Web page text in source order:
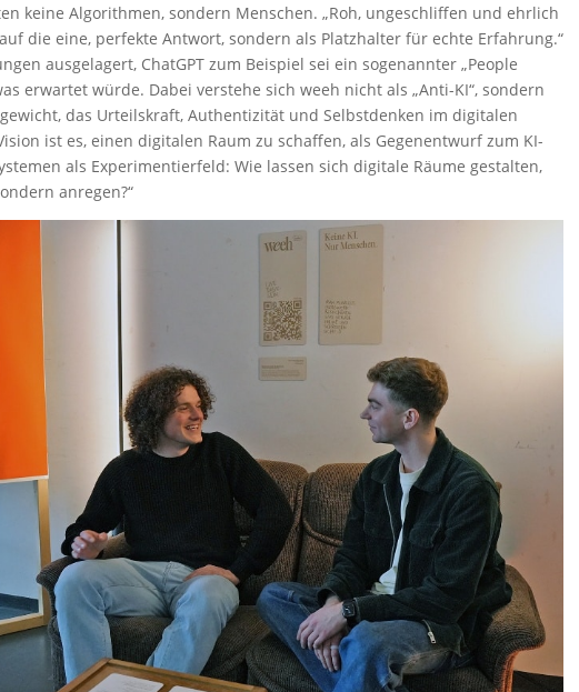
keine Algorithmen, sondern Menschen. „Roh, ungeschliffen und ehrlich
die eine, perfekte Antwort, sondern als Platzhalter für echte Erfahrung.“
ausgelagert, ChatGPT zum Beispiel sei ein sogenannter „People
erwartet würde. Dabei verstehe sich weeh nicht als „Anti-KI“, sondern
das Urteilskraft, Authentizität und Selbstdenken im digitalen
ist es, einen digitalen Raum zu schaffen, als Gegenentwurf zum KI-
als Experimentierfeld: Wie lassen sich digitale Räume gestalten,
anregen?“